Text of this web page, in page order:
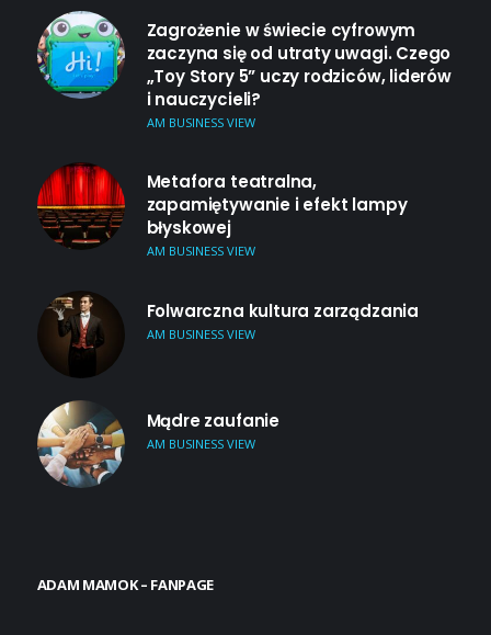
Zagrożenie w świecie cyfrowym
zaczyna się od utraty uwagi. Czego
„Toy Story 5” uczy rodziców, liderów
i nauczycieli?
AM BUSINESS VIEW
Metafora teatralna,
zapamiętywanie i efekt lampy
błyskowej
AM BUSINESS VIEW
Folwarczna kultura zarządzania
AM BUSINESS VIEW
Mądre zaufanie
AM BUSINESS VIEW
ADAM MAMOK – FANPAGE